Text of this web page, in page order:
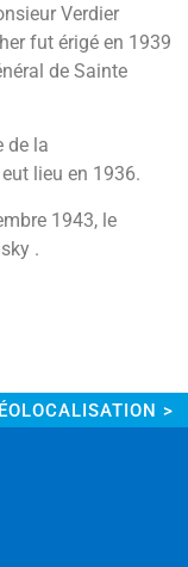
Verdier
fut érigé en 1939
de Sainte
de la
lieu en 1936.
1943, le
.
>